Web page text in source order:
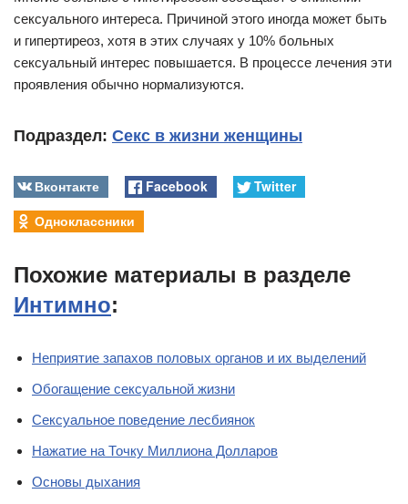
сексуального интереса. Причиной этого иногда может быть
и гипертиреоз, хотя в этих случаях у 10% больных
сексуальный интерес повышается. В процессе лечения эти
проявления обычно нормализуются.
Подраздел: Секс в жизни женщины
Вконтакте Facebook
Twitter
Одноклассники
Похожие материалы в разделе
Интимно:
Неприятие запахов половых органов и их выделений
Обогащение сексуальной жизни
Сексуальное поведение лесбиянок
Нажатие на Точку Миллиона Долларов
Основы дыхания